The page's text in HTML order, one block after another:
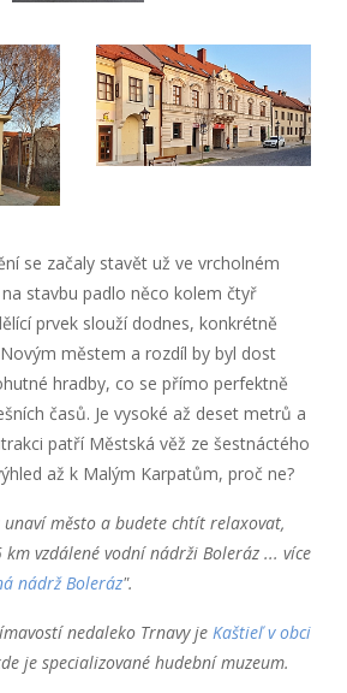
se začaly stavět už ve vrcholném
stavbu padlo něco kolem čtyř
prvek slouží dodnes, konkrétně
městem a rozdíl by byl dost
hradby, co se přímo perfektně
časů. Je vysoké až deset metrů a
patří Městská věž ze šestnáctého
až k Malým Karpatům, proč ne?
unaví město a budete chtít relaxovat,
km vzdálené vodní nádrži Boleráz ... více
nádrž Boleráz".
nedaleko Trnavy je Kaštieľ v obci
je specializované hudební muzeum.